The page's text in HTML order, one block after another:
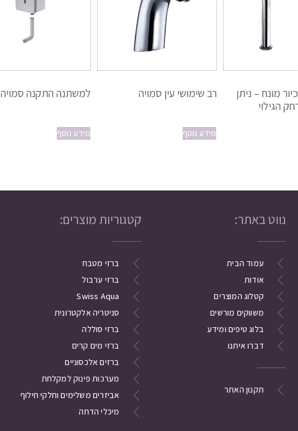
מונח – ניתן
הגילוי
רב שימושי עין סמויה
מידע נוסף
למשתנה התקנה סמויה
מידע נוסף
נווט באתר:
עמוד הבית
אודות
קטלוג המוצרים
משווקים מורשים
בלוג טיפים ומידע
דברו איתנו
תקנון האתר
קטגוריות מוצרים:
ברזי מטבח
ברזי ערבול
Swiss Aqua
סניטריה אלקטרונית
ברזי סוללה
ברזי מים קרים
ברזים אלכסוניים
מערכות פינוק למקלחת
אביזרים משלימים וחלקי חילוף
מיכלי הדחה